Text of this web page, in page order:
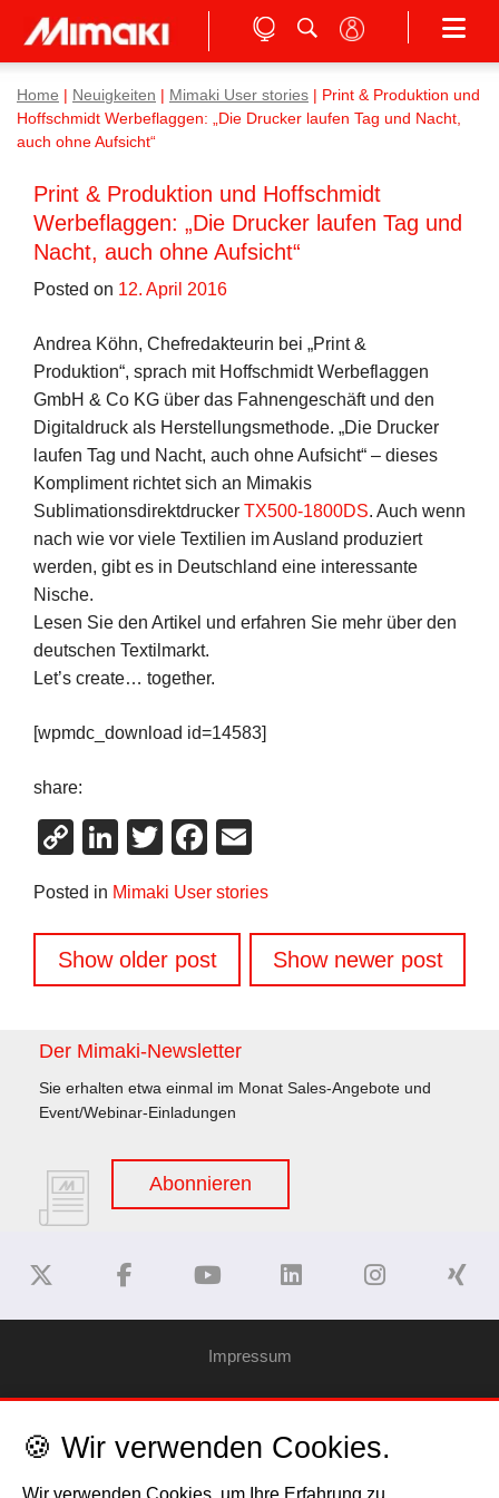
Home Neuigkeiten Mimaki User stories
Print & Produktion und
Hoffschmidt Werbeflaggen: „Die Drucker laufen Tag und Nacht,
auch ohne Aufsicht“
Print & Produktion und Hoffschmidt
Werbeflaggen: „Die Drucker laufen Tag und
Nacht, auch ohne Aufsicht“
Posted on 12. April 2016
Andrea Köhn, Chefredakteurin bei „Print &
Produktion“, sprach mit Hoffschmidt Werbeflaggen
GmbH & Co KG über das Fahnengeschäft und den
Digitaldruck als Herstellungsmethode. „Die Drucker
laufen Tag und Nacht, auch ohne Aufsicht“ – dieses
Kompliment richtet sich an Mimakis
Sublimationsdirektdrucker TX500-1800DS. Auch wenn
nach wie vor viele Textilien im Ausland produziert
werden, gibt es in Deutschland eine interessante
Nische.
Lesen Sie den Artikel und erfahren Sie mehr über den
deutschen Textilmarkt.
Let’s create… together.
[wpmdc_download id=14583]
share:
CopyLinkedIn
TwitterFacebook
Posted in Mimaki User stories
Beitragsnavigation
Show older post Show newer post
Der Mimaki-Newsletter
Sie erhalten etwa einmal im Monat Sales-Angebote und
Event/Webinar-Einladungen
Abonnieren
Impressum
🍪 Wir verwenden Cookies.
Wir verwenden Cookies, um Ihre Erfahrung zu